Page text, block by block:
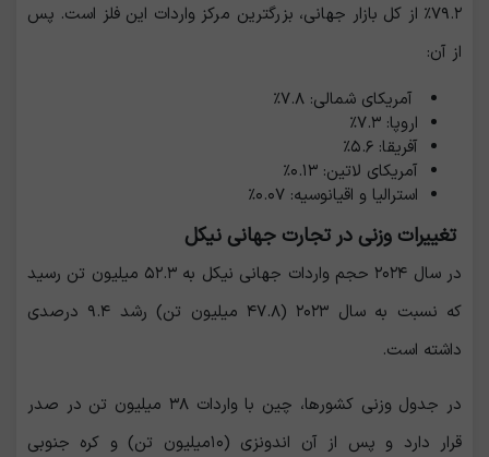
۷۹.۲٪ از کل بازار جهانی، بزرگترین مرکز واردات این فلز است. پس
از آن:
آمریکای شمالی: ۷.۸٪
اروپا: ۷.۳٪
آفریقا: ۵.۶٪
آمریکای لاتین: ۰.۱۳٪
استرالیا و اقیانوسیه: ۰.۰۷٪
تغییرات وزنی در تجارت جهانی نیکل
در سال ۲۰۲۴ حجم واردات جهانی نیکل به ۵۲.۳ میلیون تن رسید
که نسبت به سال ۲۰۲۳ (۴۷.۸ میلیون تن) رشد ۹.۴ درصدی
داشته است.
در جدول وزنی کشورها، چین با واردات ۳۸ میلیون تن در صدر
قرار دارد و پس از آن اندونزی (۱۰میلیون تن) و کره جنوبی